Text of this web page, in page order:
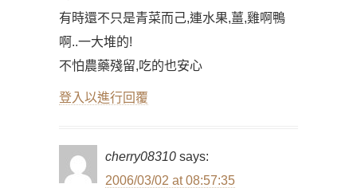
有時還不只是青菜而己,連水果,薑,雞啊鴨
啊..一大堆的!
不怕農藥殘留,吃的也安心
登入以進行回覆
cherry08310 says:
2006/03/02 at 08:57:35